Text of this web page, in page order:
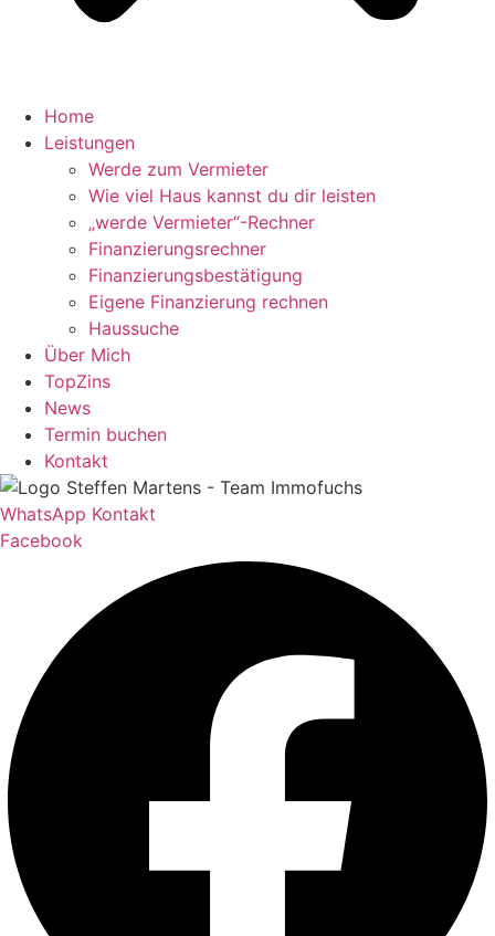
Home
Leistungen
Werde zum Vermieter
Wie viel Haus kannst du dir leisten
„werde Vermieter“-Rechner
Finanzierungsrechner
Finanzierungsbestätigung
Eigene Finanzierung rechnen
Haussuche
Über Mich
TopZins
News
Termin buchen
Kontakt
WhatsApp Kontakt
Facebook